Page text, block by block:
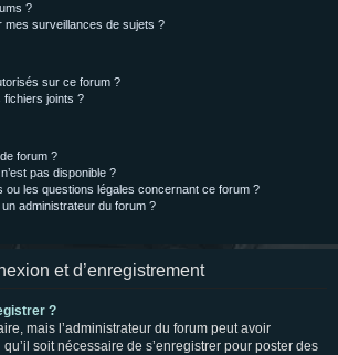
?
mes surveillances de sujets ?
sur ce forum ?
fichiers joints ?
forum ?
pas disponible ?
ou les questions légales concernant ce forum ?
administrateur du forum ?
et d’enregistrement
?
mais l’administrateur du forum peut avoir
soit nécessaire de s’enregistrer pour poster des